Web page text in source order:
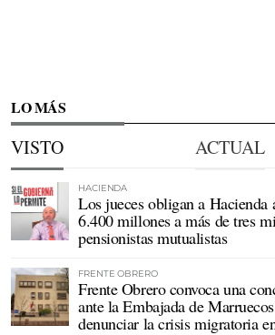
LO MÁS
VISTO ACTUAL
HACIENDA
Los jueces obligan a Hacienda
6.400 millones a más de tres
pensionistas mutualistas
FRENTE OBRERO
Frente Obrero convoca una
ante la Embajada de
denunciar la crisis migratoria